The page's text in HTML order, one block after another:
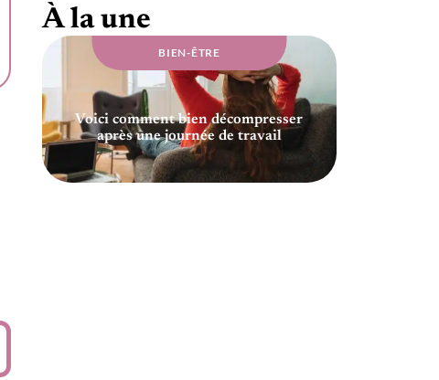
À la une
BIEN-ÊTRE
Voici comment bien décompresser
après une journée de travail